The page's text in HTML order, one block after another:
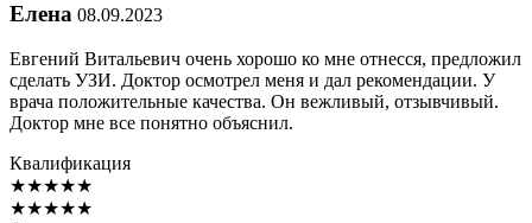
Елена 08.09.2023
Евгений Витальевич очень хорошо ко мне отнесся, предложил
сделать УЗИ. Доктор осмотрел меня и дал рекомендации. У
врача положительные качества. Он вежливый, отзывчивый.
Доктор мне все понятно объяснил.
Квалификация
★★★★★
★★★★★